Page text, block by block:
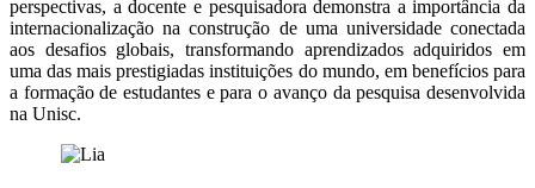
perspectivas, a docente e pesquisadora demonstra a importância da
internacionalização na construção de uma universidade conectada
aos desafios globais, transformando aprendizados adquiridos em
uma das mais prestigiadas instituições do mundo, em benefícios para
a formação de estudantes e para o avanço da pesquisa desenvolvida
na Unisc.